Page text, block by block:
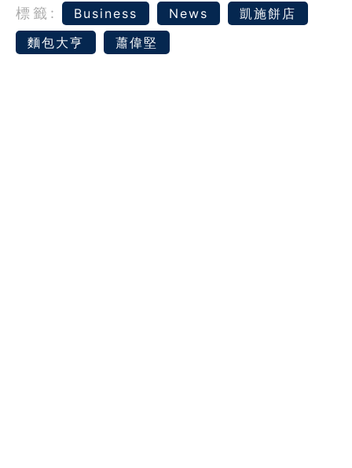
標籤: Business News
凱施餅店
麵包大亨
蕭偉堅